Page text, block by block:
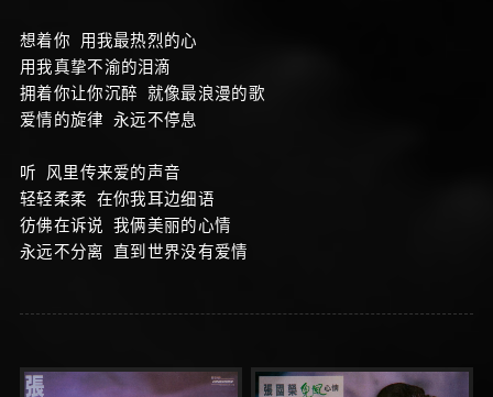
想着你 用我最热烈的心
用我真挚不渝的泪滴
拥着你让你沉醉 就像最浪漫的歌
爱情的旋律 永远不停息
听 风里传来爱的声音
轻轻柔柔 在你我耳边细语
彷佛在诉说 我俩美丽的心情
永远不分离 直到世界没有爱情